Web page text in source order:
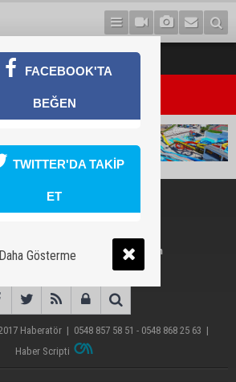
İletişim
RSS
Haberatör| 0548 857 58 51 - 0548 868 25 63 |
Haber Scripti
FACEBOOK'TA
BEĞEN
TWITTER'DA TAKİP
ET
Gösterme